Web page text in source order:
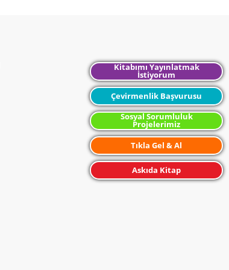
Kitabımı Yayınlatmak
İstiyorum
Çevirmenlik Başvurusu
Sosyal Sorumluluk
Projelerimiz
Tıkla Gel & Al
Askıda Kitap